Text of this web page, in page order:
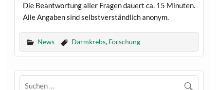
Die Beantwortung aller Fragen dauert ca. 15 Minuten.
Alle Angaben sind selbstverständlich anonym.
News Darmkrebs, Forschung